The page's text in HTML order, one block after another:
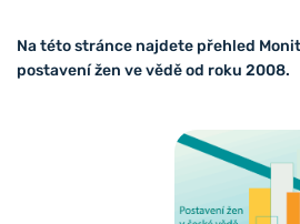
Na této stránce najdete přehled
postavení žen ve vědě od roku 2008.